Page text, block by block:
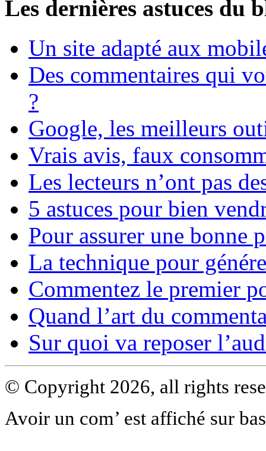
Les dernières astuces du
Un site adapté aux
Des commentaires qui
?
Google, les meilleurs
Vrais avis, faux
Les lecteurs n’ont pas
5 astuces pour bien
Pour assurer une bonne
La technique pour
Commentez le premier
Quand l’art du
Sur quoi va reposer
© Copyright 2026, all rights
Avoir un com’ est affiché sur